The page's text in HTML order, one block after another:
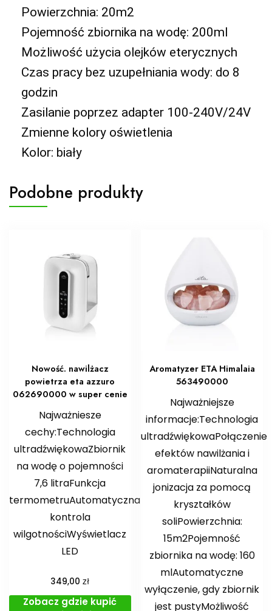
Powierzchnia: 20m2
Pojemność zbiornika na wodę: 200ml
Możliwość użycia olejków eterycznych
Czas pracy bez uzupełniania wody: do 8
godzin
Zasilanie poprzez adapter 100-240V/24V
Zmienne kolory oświetlenia
Kolor: biały
Podobne produkty
Nowość. nawilżacz
powietrza eta azzuro
062690000 w super cenie
Najważniesze
cechy:Technologia
ultradźwiękowaZbiornik
na wodę o pojemności
7,6 litraFunkcja
termometruAutomatyczna
kontrola
wilgotnościWyświetlacz
LED
349,00zł
Zobacz gdzie kupić
Aromatyzer ETA Himalaia
563490000
Najważniejsze
informacje:Technologia
ultradźwiękowaPołączenie
efektów nawilżania i
aromaterapiiNaturalna
jonizacja za pomocą
kryształków
soliPowierzchnia:
15m2Pojemność
zbiornika na wodę: 160
mlAutomatyczne
wyłączenie, gdy zbiornik
jest pustyMożliwość